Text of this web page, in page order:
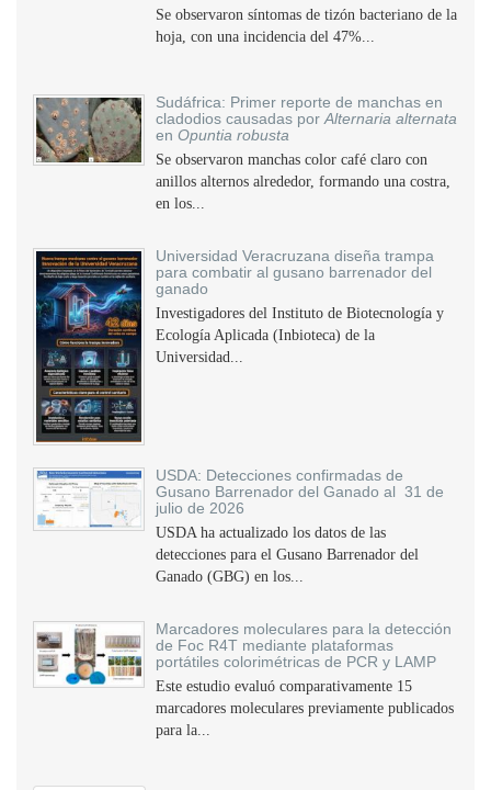
Se observaron síntomas de tizón bacteriano de la
hoja, con una incidencia del 47%...
Sudáfrica: Primer reporte de manchas en
cladodios causadas por Alternaria alternata
en Opuntia robusta
Se observaron manchas color café claro con
anillos alternos alrededor, formando una costra,
en los...
Universidad Veracruzana diseña trampa
para combatir al gusano barrenador del
ganado
Investigadores del Instituto de Biotecnología y
Ecología Aplicada (Inbioteca) de la
Universidad...
USDA: Detecciones confirmadas de
Gusano Barrenador del Ganado al 31 de
julio de 2026
USDA ha actualizado los datos de las
detecciones para el Gusano Barrenador del
Ganado (GBG) en los...
Marcadores moleculares para la detección
de Foc R4T mediante plataformas
portátiles colorimétricas de PCR y LAMP
Este estudio evaluó comparativamente 15
marcadores moleculares previamente publicados
para la...